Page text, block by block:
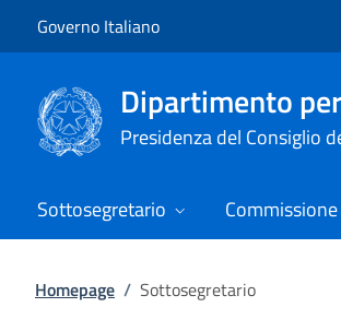
Governo Italiano
Dipartimento
Presidenza del Consiglio
Sottosegretario
Homepage / Sottosegretario